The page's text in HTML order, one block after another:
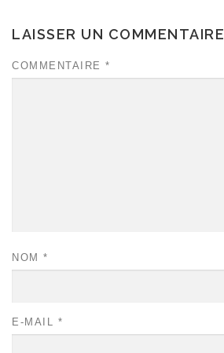
LAISSER UN COMMENTAIRE
COMMENTAIRE *
NOM *
E-MAIL *